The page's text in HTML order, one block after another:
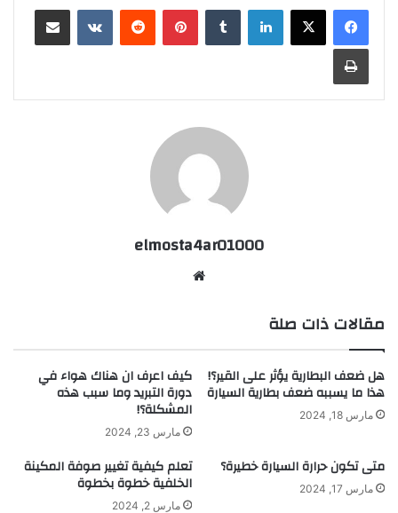
لينكدإن بينتيريست مشاركة عبر البريد
طباعة
elmosta4ar01000
مقالات ذات صلة
هل ضعف البطارية يؤثر على القير؟!
هذا ما يسببه ضعف بطارية السيارة
مارس 18, 2024
كيف اعرف ان هناك هواء في
دورة التبريد وما سبب هذه
المشكلة؟!
مارس 23, 2024
متى تكون حرارة السيارة خطيرة؟
مارس 17, 2024
تعلم كيفية تغيير صوفة المكينة
الخلفية خطوة بخطوة
مارس 2, 2024